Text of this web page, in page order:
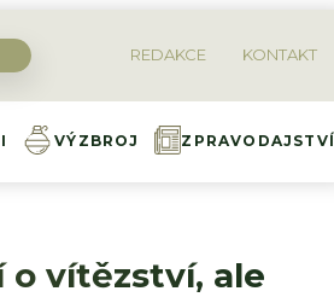
REDAKCE KONTAKT
VÝZBROJ ZPRAVODAJSTVÍ
o vítězství, ale